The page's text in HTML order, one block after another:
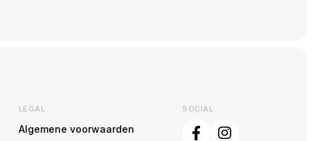
LEGAL
Algemene voorwaarden
SOCIAL